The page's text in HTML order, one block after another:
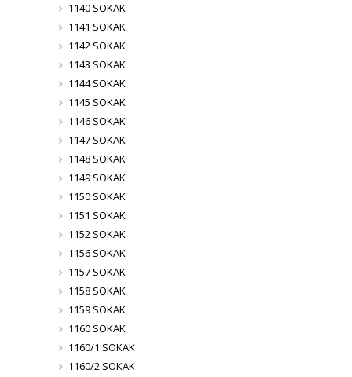
1140 SOKAK
1141 SOKAK
1142 SOKAK
1143 SOKAK
1144 SOKAK
1145 SOKAK
1146 SOKAK
1147 SOKAK
1148 SOKAK
1149 SOKAK
1150 SOKAK
1151 SOKAK
1152 SOKAK
1156 SOKAK
1157 SOKAK
1158 SOKAK
1159 SOKAK
1160 SOKAK
1160/1 SOKAK
1160/2 SOKAK